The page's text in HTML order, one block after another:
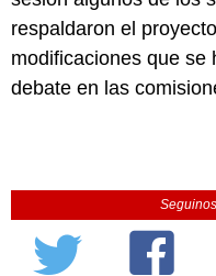
respaldaron el
modificaciones que se
debate en las